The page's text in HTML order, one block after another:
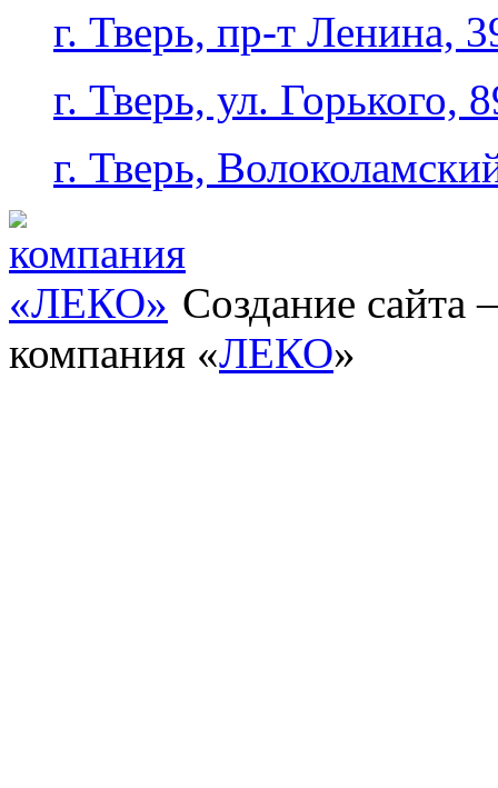
г. Тверь, пр-т Ленина,
г. Тверь, ул. Горького,
г. Тверь,
Создание сайта
компания «ЛЕКО»